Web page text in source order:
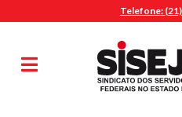
Telefone:
MENU
Sindicalize-se